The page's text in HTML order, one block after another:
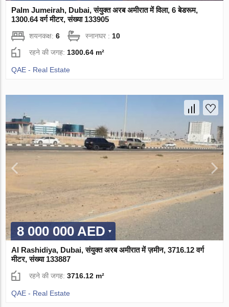
Palm Jumeirah, Dubai, संयुक्त अरब अमीरात में विला, 6 बेडरूम,
1300.64 वर्ग मीटर, संख्या 133905
शयनकक्ष:6 स्नानघर :10
रहने की जगह:1300.64 m²
QAE - Real Estate
8 000 000 AED
Al Rashidiya, Dubai, संयुक्त अरब अमीरात में ज़मीन, 3716.12 वर्ग
मीटर, संख्या 133887
रहने की जगह:3716.12 m²
QAE - Real Estate